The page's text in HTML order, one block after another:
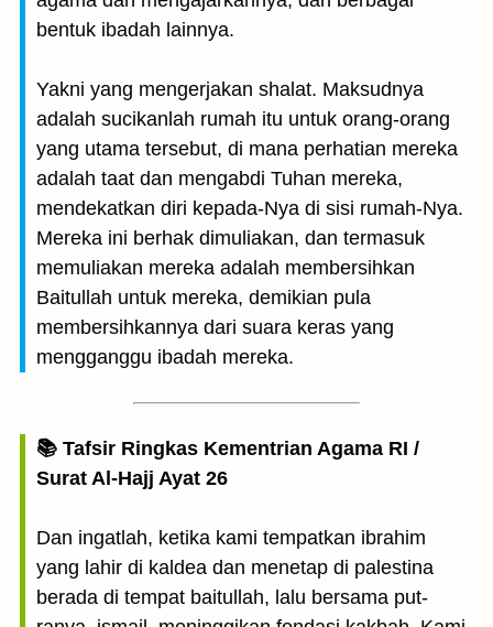
bentuk ibadah lainnya.
Yakni yang mengerjakan shalat. Maksudnya
adalah sucikanlah rumah itu untuk orang-orang
yang utama tersebut, di mana perhatian mereka
adalah taat dan mengabdi Tuhan mereka,
mendekatkan diri kepada-Nya di sisi rumah-Nya.
Mereka ini berhak dimuliakan, dan termasuk
memuliakan mereka adalah membersihkan
Baitullah untuk mereka, demikian pula
membersihkannya dari suara keras yang
mengganggu ibadah mereka.
📚 Tafsir Ringkas Kementrian Agama RI /
Surat Al-Hajj Ayat 26
Dan ingatlah, ketika kami tempatkan ibrahim
yang lahir di kaldea dan menetap di palestina
berada di tempat baitullah, lalu bersama put-